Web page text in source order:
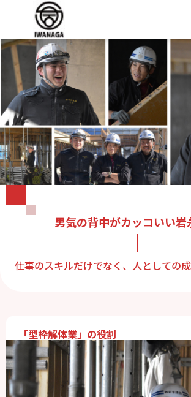
男気の背中がカッコいい岩
仕事のスキルだけでなく、人としての
「型枠解体業」の役割